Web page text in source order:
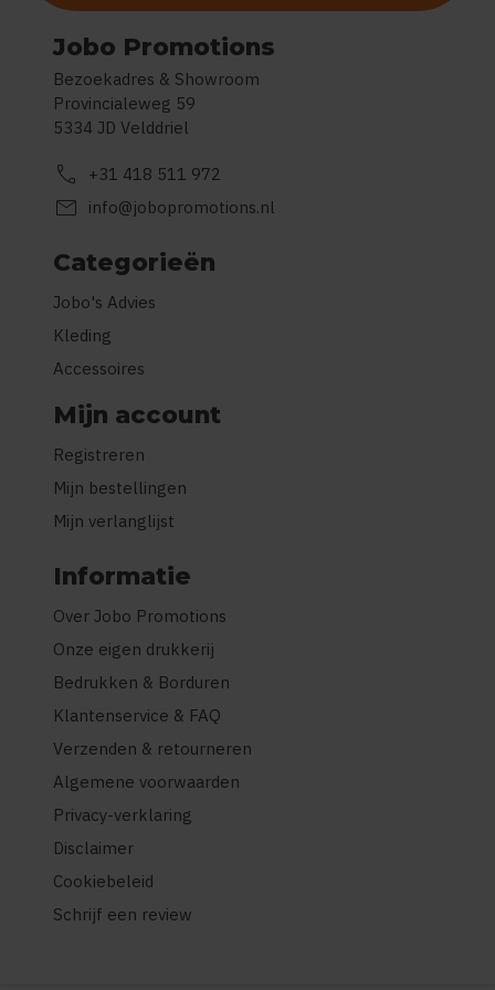
Jobo Promotions
Bezoekadres & Showroom
Provincialeweg 59
5334 JD Velddriel
call +31 418 511 972
mail info@jobopromotions.nl
Categorieën
Jobo's Advies
Kleding
Accessoires
Mijn account
Registreren
Mijn bestellingen
Mijn verlanglijst
Informatie
Over Jobo Promotions
Onze eigen drukkerij
Bedrukken & Borduren
Klantenservice & FAQ
Verzenden & retourneren
Algemene voorwaarden
Privacy-verklaring
Disclaimer
Cookiebeleid
Schrijf een review